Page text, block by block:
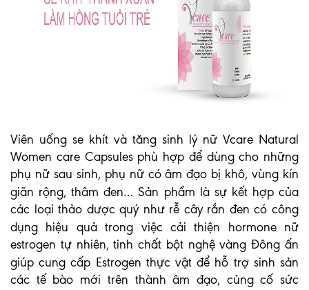
Viên uống se khít và tăng sinh lý nữ Vcare Natural
Women care Capsules phù hợp để dùng cho những
phụ nữ sau sinh, phụ nữ có âm đạo bị khô, vùng kín
giãn rộng, thâm đen… Sản phẩm là sự kết hợp của
các loại thảo dược quý như rễ cây rắn đen có công
dụng hiệu quả trong việc cải thiện hormone nữ
estrogen tự nhiên, tinh chất bột nghệ vàng Đông ấn
giúp cung cấp Estrogen thực vật để hỗ trợ sinh sản
các tế bào mới trên thành âm đạo, củng cố sức